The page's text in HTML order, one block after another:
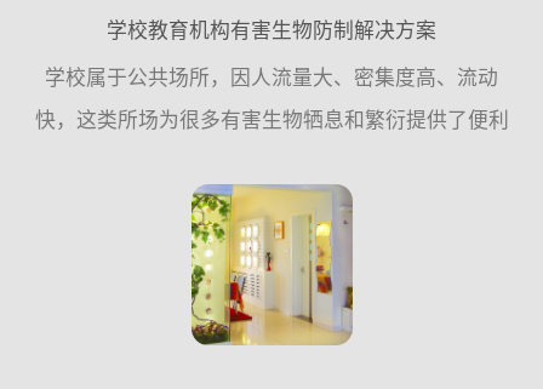
学校教育机构有害生物防制解决方案
学校属于公共场所，因人流量大、密集度高、流动
快，这类所场为很多有害生物牺息和繁衍提供了便利
应该遵循从源头控制的原则，更多的需要从日常工作
中采取预防措施，尽...